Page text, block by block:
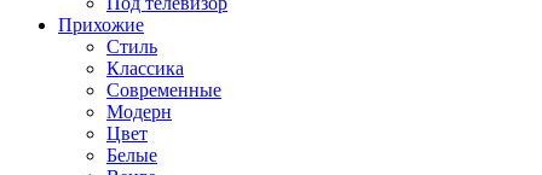
Прихожие
Стиль
Классика
Современные
Модерн
Цвет
Белые